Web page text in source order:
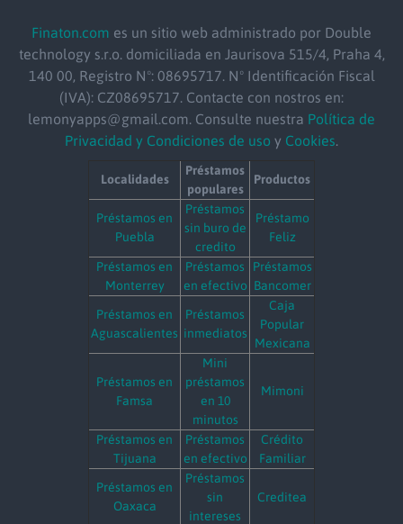
Finaton.com es un sitio web administrado por Double
technology s.r.o. domiciliada en Jaurisova 515/4, Praha 4,
140 00, Registro Nº: 08695717. Nº Identificación Fiscal
(IVA): CZ08695717. Contacte con nostros en:
lemonyapps@gmail.com. Consulte nuestra Política de
Privacidad y Condiciones de uso y Cookies.
Localidades
Préstamos
populares
Productos
Préstamos en
Puebla
Préstamos
sin buro de
credito
Préstamo
Feliz
Préstamos en
Monterrey
Préstamos
en efectivo
Préstamos
Bancomer
Préstamos en
Aguascalientes
Préstamos
inmediatos
Caja
Popular
Mexicana
Préstamos en
Famsa
Mini
préstamos
en 10
minutos
Mimoni
Préstamos en
Tijuana
Préstamos
en efectivo
Crédito
Familiar
Préstamos en
Oaxaca
Préstamos
sin
intereses
Creditea